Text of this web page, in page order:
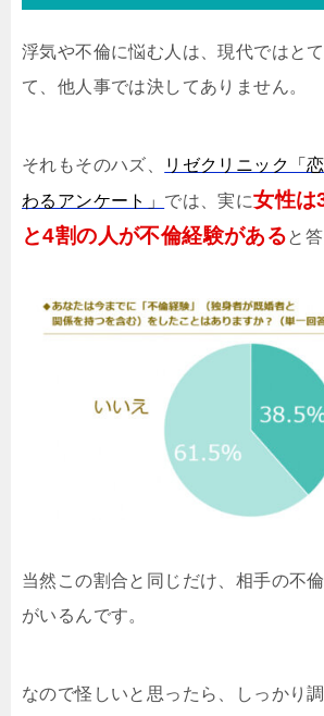
浮気や不倫に悩む人は、現代ではと
て、他人事では決してありません。
それもそのハズ、
リゼクリニック「
わるアンケート」 では、実に女性は
と4割の人が不倫経験があると
当然この割合と同じだけ、相手の不
がいるんです。
なので怪しいと思ったら、しっかり